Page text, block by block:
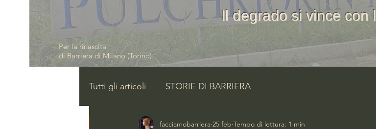
Per la rinascita
di Barriera di Milano (Torino)
Il degrado si vince con
Tutti gli articoli STORIE DI BARRIERA
facciamobarriera 25 feb Tempo di lettura: 1 min